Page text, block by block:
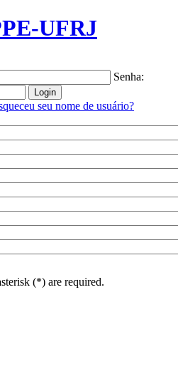
UFRJ
Senha:
seu nome de usuário?
(*) are required.